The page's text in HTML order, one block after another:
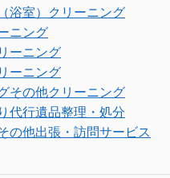
浴室）クリーニング
ニング
ーニング
ーニング
その他クリーニング
代行遺品整理・処分
の他出張・訪問サービス